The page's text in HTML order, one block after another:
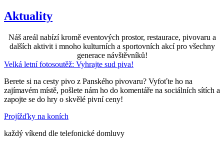
Aktuality
Náš areál nabízí kromě eventových prostor, restaurace, pivovaru a
dalších aktivit i mnoho kulturních a sportovních akcí pro všechny
generace návštěvníků!
Velká letní fotosoutěž: Vyhrajte sud piva!
Berete si na cesty pivo z Panského pivovaru? Vyfoťte ho na
zajímavém místě, pošlete nám ho do komentáře na sociálních sítích a
zapojte se do hry o skvělé pivní ceny!
Projížďky na koních
každý víkend dle telefonické domluvy